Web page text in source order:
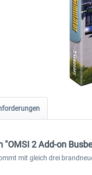
2 Add-on
mit gleich drei